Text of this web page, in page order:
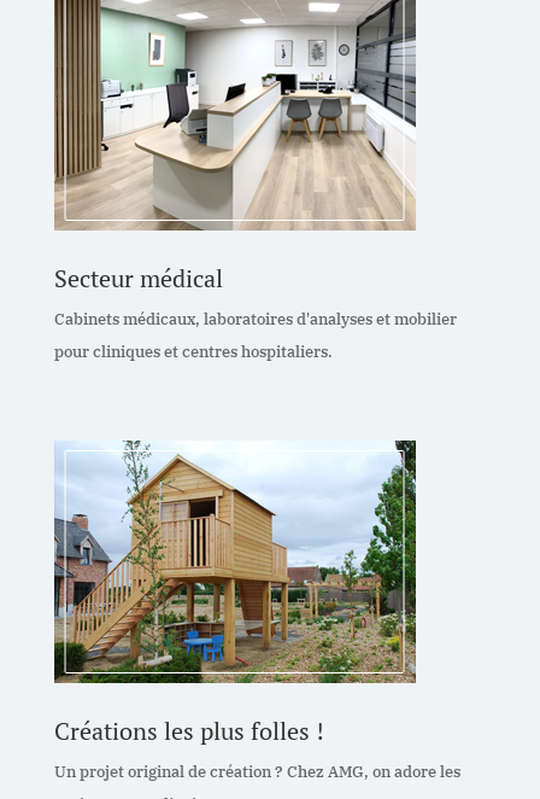
Secteur médical
Cabinets médicaux, laboratoires d'analyses et mobilier
pour cliniques et centres hospitaliers.
Créations les plus folles !
Un projet original de création ? Chez AMG, on adore les